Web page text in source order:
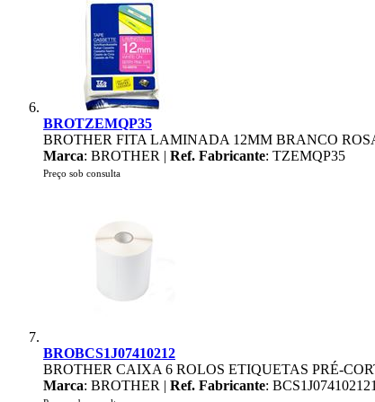
BROTZEMQP35
BROTHER FITA LAMINADA 12MM BRANCO
Marca: BROTHER | Ref. Fabricante: TZEMQP35
Preço sob consulta
BROBCS1J07410212
BROTHER CAIXA 6 ROLOS ETIQUETAS PRÉ-
Marca: BROTHER | Ref. Fabricante: BCS1J074102121